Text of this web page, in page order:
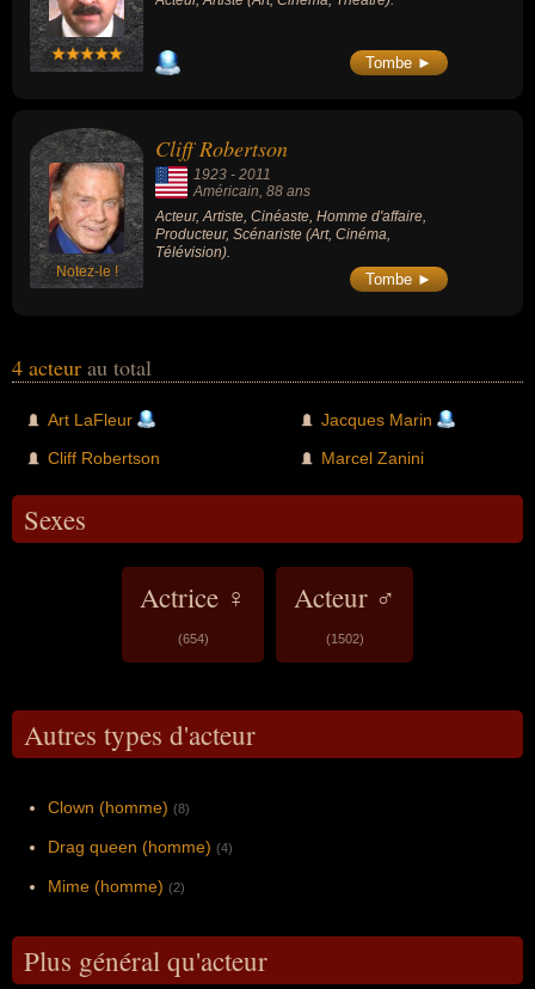
Tombe ►
Notez-le !
Cliff Robertson
1923 - 2011
Américain , 88 ans
Acteur, Artiste, Cinéaste, Homme d'affaire,
Producteur, Scénariste (Art, Cinéma,
Télévision).
Tombe ►
4 acteur au total
Art LaFleur
Cliff Robertson
Jacques Marin
Marcel Zanini
Sexes
Actrice ♀
(654)
Acteur ♂
(1502)
Autres types d'acteur
Clown (homme) (8)
Drag queen (homme) (4)
Mime (homme) (2)
Plus général qu'acteur